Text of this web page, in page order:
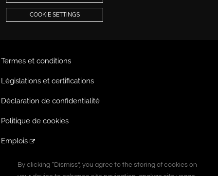
By clicking “Dismiss”, you agree to the storing of cookies on
By clicking “Dismiss”, you agree to the storing of cookies on
COOKIE SETTINGS
Termes et conditions
Législations et certifications
Déclaration de confidentialité
Politique de cookies
Emplois
Extranet